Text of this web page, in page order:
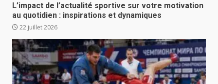
L’impact de l’actualité sportive sur votre motivation
au quotidien : inspirations et dynamiques
22 juillet 2026